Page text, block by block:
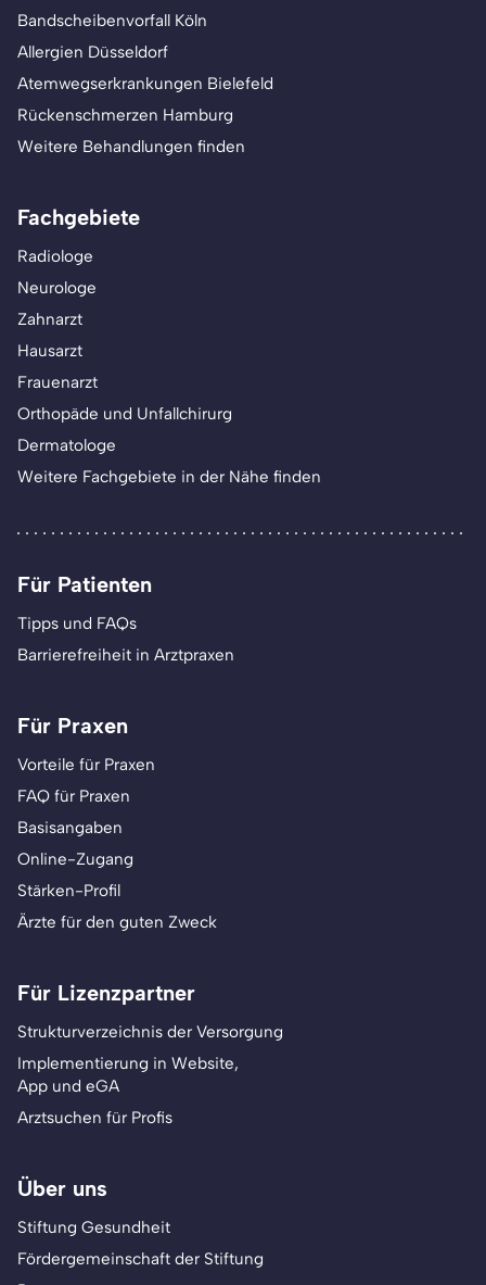
Bandscheibenvorfall Köln
Allergien Düsseldorf
Atemwegserkrankungen Bielefeld
Rückenschmerzen Hamburg
Weitere Behandlungen finden
Fachgebiete
Radiologe
Neurologe
Zahnarzt
Hausarzt
Frauenarzt
Orthopäde und Unfallchirurg
Dermatologe
Weitere Fachgebiete in der Nähe finden
Für Patienten
Tipps und FAQs
Barrierefreiheit in Arztpraxen
Für Praxen
Vorteile für Praxen
FAQ für Praxen
Basisangaben
Online-Zugang
Stärken-Profil
Ärzte für den guten Zweck
Für Lizenzpartner
Strukturverzeichnis der Versorgung
Implementierung in Website,
App und eGA
Arztsuchen für Profis
Über uns
Stiftung Gesundheit
Fördergemeinschaft der Stiftung